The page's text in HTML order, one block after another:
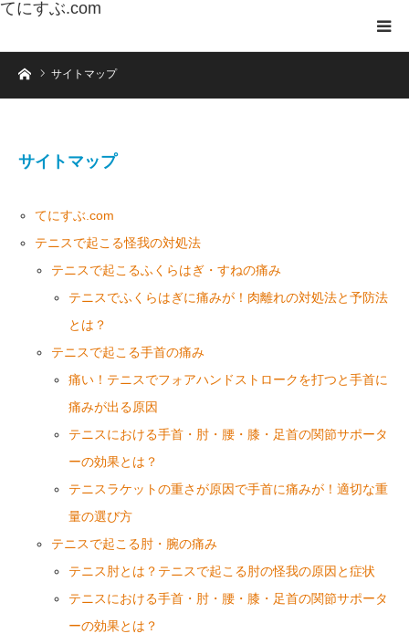
てにすぶ.com
ホームサイトマップ
サイトマップ
てにすぶ.com
テニスで起こる怪我の対処法
テニスで起こるふくらはぎ・すねの痛み
テニスでふくらはぎに痛みが！肉離れの対処法と予防法
とは？
テニスで起こる手首の痛み
痛い！テニスでフォアハンドストロークを打つと手首に
痛みが出る原因
テニスにおける手首・肘・腰・膝・足首の関節サポータ
ーの効果とは？
テニスラケットの重さが原因で手首に痛みが！適切な重
量の選び方
テニスで起こる肘・腕の痛み
テニス肘とは？テニスで起こる肘の怪我の原因と症状
テニスにおける手首・肘・腰・膝・足首の関節サポータ
ーの効果とは？